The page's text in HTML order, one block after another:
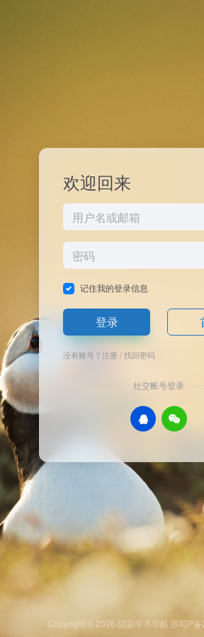
欢迎回来
记住我的登录信息
登录
没有账号？注册/找回密码
社交帐号登录
Copyright © 2026 囧蒜学术导航 苏ICP